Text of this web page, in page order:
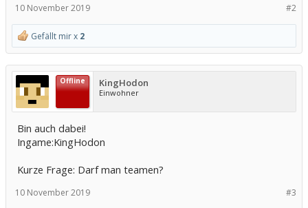
#2
10 November 2019
Gefällt mir x 2
Offline KingHodon
Einwohner
Bin auch dabei!
Ingame:KingHodon
Kurze Frage: Darf man teamen?
#3
10 November 2019